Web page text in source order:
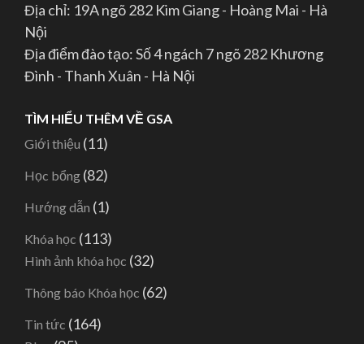
Địa chỉ: 19A ngõ 282 Kim Giang - Hoàng Mai - Hà
Nội
Địa điểm đào tạo: Số 4 ngách 7 ngõ 282 Khương
Đình - Thanh Xuân - Hà Nội
TÌM HIỂU THÊM VỀ GSA
Giới thiệu (11)
Học bổng (82)
Hướng dẫn (1)
Khóa học (113)
Hình ảnh khóa học (32)
Thông báo Khóa học (62)
Tin tức (164)